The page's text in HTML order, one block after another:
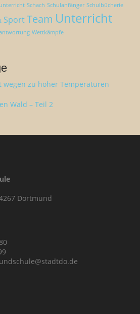
Schach Schulanfänger Schulbücherie
Sport Team Unterricht
Wettkämpfe
wegen zu hoher Temperaturen
Wald – Teil 2
Dortmund